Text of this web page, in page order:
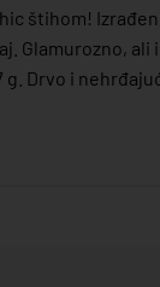
štihom!
Glamurozno,
Drvo i